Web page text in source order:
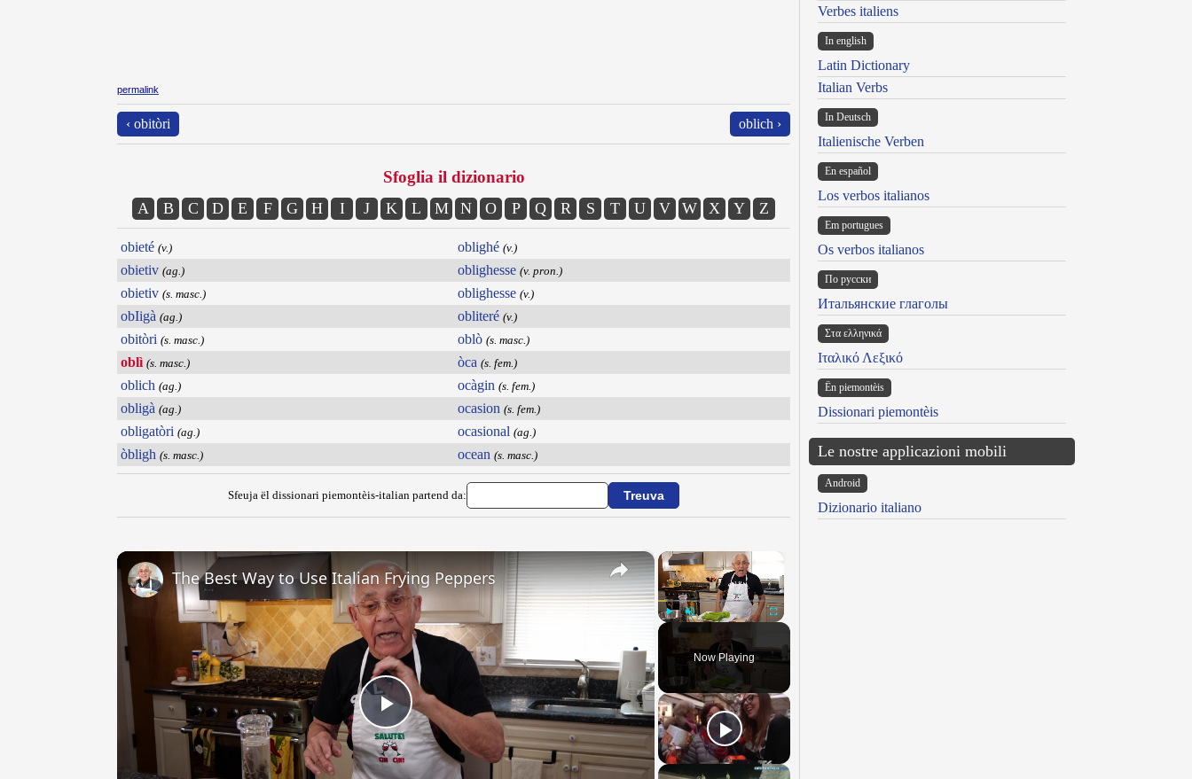
permalink
‹ obitòri oblich ›
Sfoglia il dizionario
A B C D E F G H I J K L M N O P Q R S T U V W X Y Z
obieté (v.)
obietiv (ag.)
obietiv (s. masc.)
obIigà (ag.)
obitòri (s. masc.)
oblì (s. masc.)
oblich (ag.)
obligà (ag.)
obligatòri (ag.)
òbligh (s. masc.)
oblighé (v.)
oblighesse (v. pron.)
oblighesse (v.)
obliteré (v.)
oblò (s. masc.)
òca (s. fem.)
ocàgin (s. fem.)
ocasion (s. fem.)
ocasional (ag.)
ocean (s. masc.)
Sfeuja ël dissionari piemontèis-italian partend da:
Fullscreen
Now Playing
×
Play
The Best Way to Use Italian Frying Peppers
Verbes italiens
In english
Latin Dictionary
Italian Verbs
In Deutsch
Italienische Verben
En español
Los verbos italianos
Em portugues
Os verbos italianos
По русски
Итальянские глаголы
Στα ελληνικά
Ιταλικό Λεξικό
Ën piemontèis
Dissionari piemontèis
Le nostre applicazioni mobili
Android
Dizionario italiano